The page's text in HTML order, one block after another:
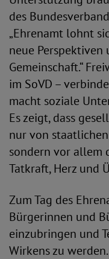
des
„Ehrenamt lohnt
neue
Gemeinschaft.“
im SoVD –
macht soziale
Es zeigt, dass
nur von
sondern vor allem
Tatkraft, Herz und
Zum Tag des
Bürgerinnen und
einzubringen und
Wirkens zu